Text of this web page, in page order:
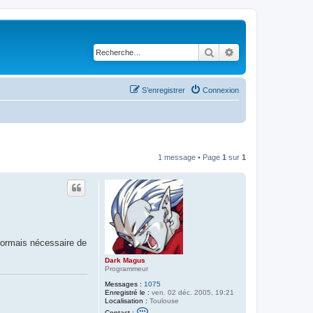
Rechercher
Connexion
S’enregistrer
1 message • Page 1 sur 1
Dark Magus
Programmeur
Messages : 1075
Enregistré le : ven. 02 déc. 2005, 19:21
Localisation : Toulouse
nécessaire de